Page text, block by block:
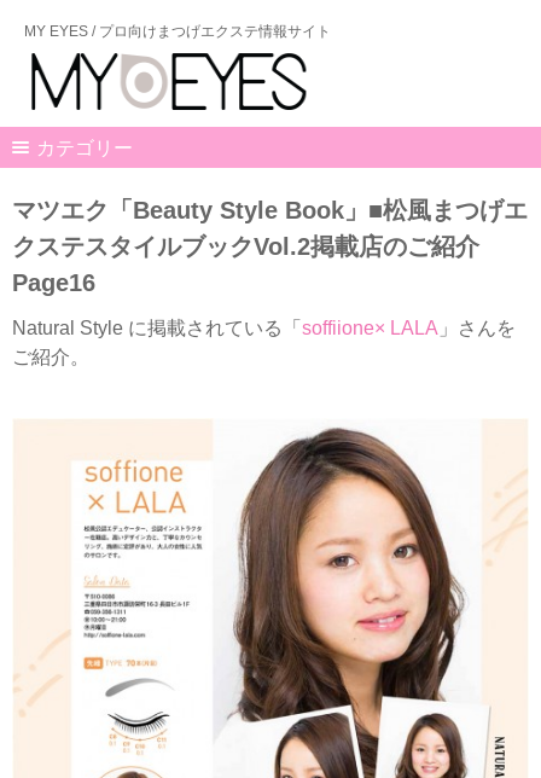
MY EYES / プロ向けまつげエクステ情報サイト
カテゴリー
マツエク「Beauty Style Book」■松風まつげエ
クステスタイルブックVol.2掲載店のご紹介
Page16
Natural Style に掲載されている「soffiione× LALA 」さんを
ご紹介。